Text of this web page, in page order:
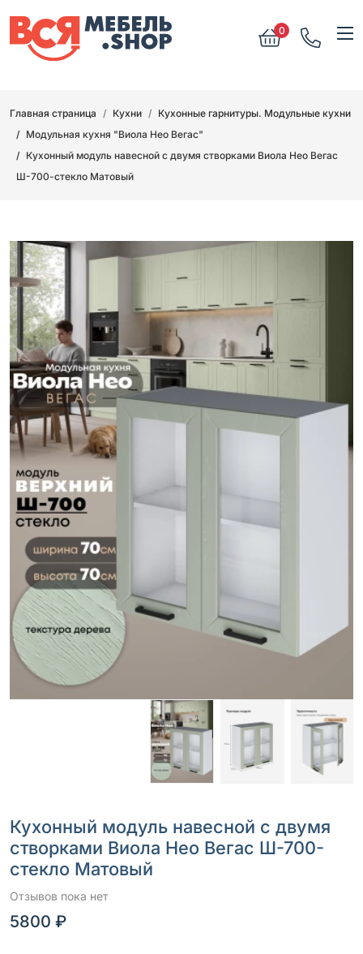
0
Главная страница Кухни
Кухонные гарнитуры. Модульные кухни
Модульная кухня "Виола Нео Вегас"
Кухонный модуль навесной с двумя створками Виола Нео Вегас
Ш-700-стекло Матовый
Кухонный модуль навесной с двумя
створками Виола Нео Вегас Ш-700-
стекло Матовый
Отзывов пока нет
5800 ₽